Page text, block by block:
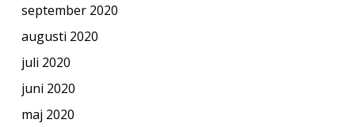
september 2020
augusti 2020
juli 2020
juni 2020
maj 2020